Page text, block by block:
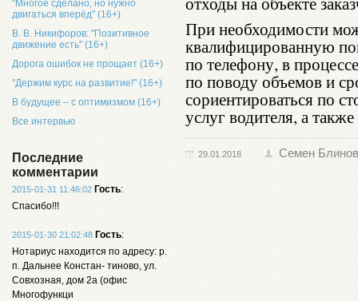
"Многое сделано, но нужно
двигаться вперёд" (16+)
В. В. Никифоров: "Позитивное
движение есть" (16+)
Дорога ошибок не прощает (16+)
"Держим курс на развитие!" (16+)
В будущее – с оптимизмом (16+)
Все интервью
Последние
комментарии
2015-01-31 11:46:02 Гость:
Спасибо!!!
2015-01-30 21:02:48 Гость:
Нотариус находится по адресу: р.
п. Дальнее Констан- тиново, ул.
Совхозная, дом 2а (офис
Многофункци
При необходимости
квалифицированную
по телефону, в
по поводу объемов и
сориентироваться по
услуг водителя, а
29.01.2018 Семен Блинов